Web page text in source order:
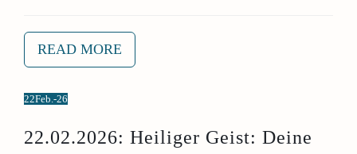
READ MORE
22Feb.-26
22.02.2026: Heiliger Geist: Deine